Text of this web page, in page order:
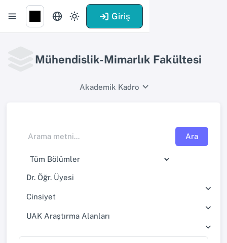
Giriş
Mühendislik-Mimarlık Fakültesi
Akademik Kadro
Ara
Dr. Öğr. Üyesi
Cinsiyet
UAK Araştırma Alanları